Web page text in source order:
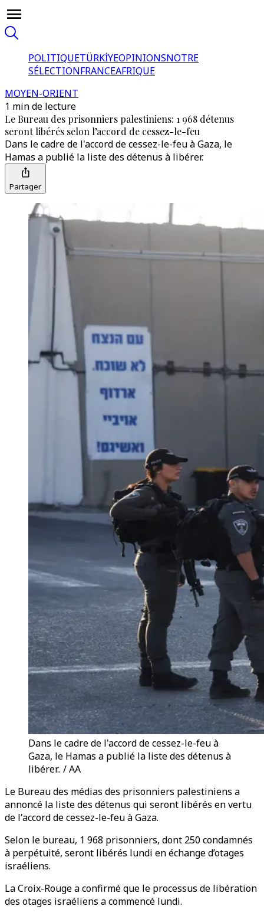
POLITIQUETÜRKİYEOPINIONSNOTRE
SÉLECTIONFRANCEAFRIQUE
MOYEN-ORIENT
1 min de lecture
Le Bureau des prisonniers palestiniens: 1 968 détenus
seront libérés selon l’accord de cessez-le-feu
Dans le cadre de l'accord de cessez-le-feu à Gaza, le
Hamas a publié la liste des détenus à libérer.
Partager
Dans le cadre de l'accord de cessez-le-feu à
Gaza, le Hamas a publié la liste des détenus à
libérer.. / AA
Le Bureau des médias des prisonniers palestiniens a
annoncé la liste des détenus qui seront libérés en vertu
de l'accord de cessez-le-feu à Gaza.
Selon le bureau, 1 968 prisonniers, dont 250 condamnés
à perpétuité, seront libérés lundi en échange d’otages
israéliens.
La Croix-Rouge a confirmé que le processus de libération
des otages israéliens a commencé lundi.